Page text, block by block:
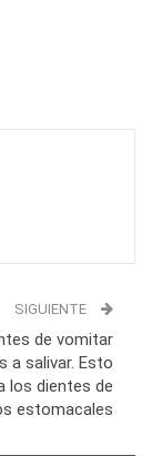
SIGUIENTE
de vomitar
a salivar. Esto
los dientes de
estomacales